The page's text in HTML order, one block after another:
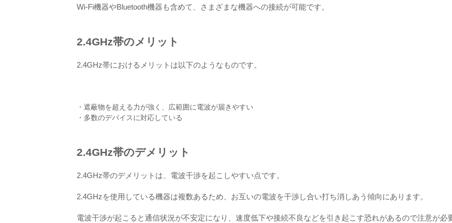
Wi-Fi機器やBluetooth機器も含めて、さまざまな機器への接続が可能です。
2.4GHz帯のメリット
2.4GHz帯におけるメリットは以下のようなものです。
・遮蔽物を超える力が強く、広範囲に電波が届きやすい
・多数のデバイスに対応している
2.4GHz帯のデメリット
2.4GHz帯のデメリットは、電波干渉を起こしやすい点です。
2.4GHzを使用している機器は複数あるため、お互いの電波を干渉し合い打ち消しあう傾向にあります。
電波干渉が起こると通信状況が不安定になり、速度低下や接続不良などを引き起こす恐れがあるので注意が必